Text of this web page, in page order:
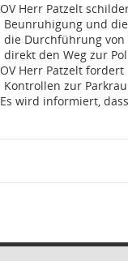
OV Herr Patzelt
Beunruhigung und
die Durchführung von
direkt den Weg zur
OV Herr Patzelt
Kontrollen zur
Es wird informiert,